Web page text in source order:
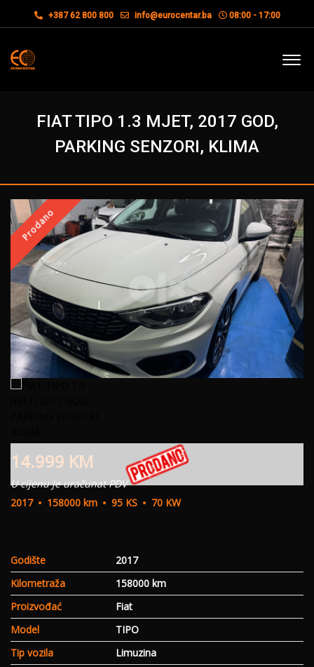
+387 62 800 800 info@eurocentar.ba 08:00 - 17:00
FIAT TIPO 1.3 MJET, 2017 GOD,
PARKING SENZORI, KLIMA
Prodano
14.999 KM
U cijenu je uračunat PDV
2017
158000 km 95 KS 70 KW
Godište
2017
Kilometraža
158000 km
Proizvođać
Fiat
Model
TIPO
Tip vozila
Limuzina